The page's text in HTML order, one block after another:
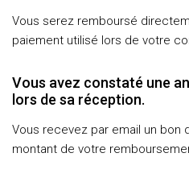
Vous serez remboursé
paiement utilisé lors de votre
Vous avez constaté une
lors de sa réception.
Vous recevez par email un bon
montant de votre